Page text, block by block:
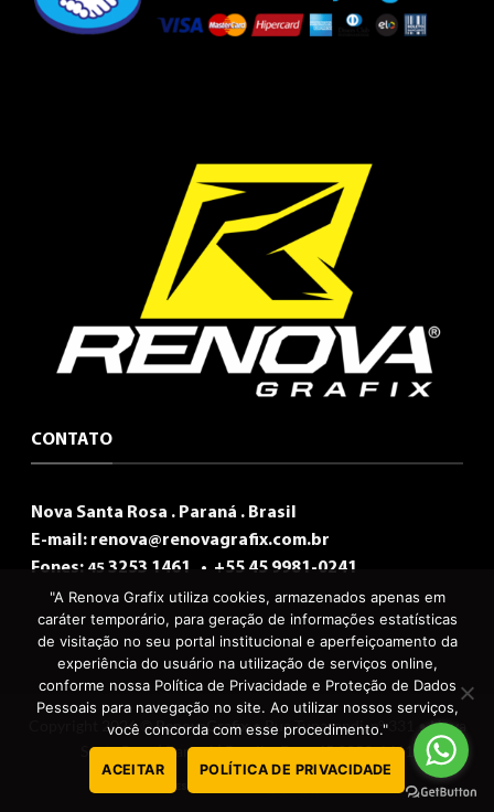
CONTATO
Nova Santa Rosa . Paraná . Brasil
E-mail: renova@renovagrafix.com.br
Fones: 45 3253 1461 • +55 45 9981-0241
Copyright 2026 ©RenovaGrafix• Rua Tuparandi, n° 331 • Nova
Santa Rosa | Paraná | Brasil • Fone 45 3253-1461
"A Renova Grafix utiliza cookies, armazenados apenas em
caráter temporário, para geração de informações estatísticas
de visitação no seu portal institucional e aperfeiçoamento da
experiência do usuário na utilização de serviços online,
conforme nossa Política de Privacidade e Proteção de Dados
Pessoais para navegação no site. Ao utilizar nossos serviços,
você concorda com esse procedimento."
ACEITAR POLÍTICA DE PRIVACIDADE